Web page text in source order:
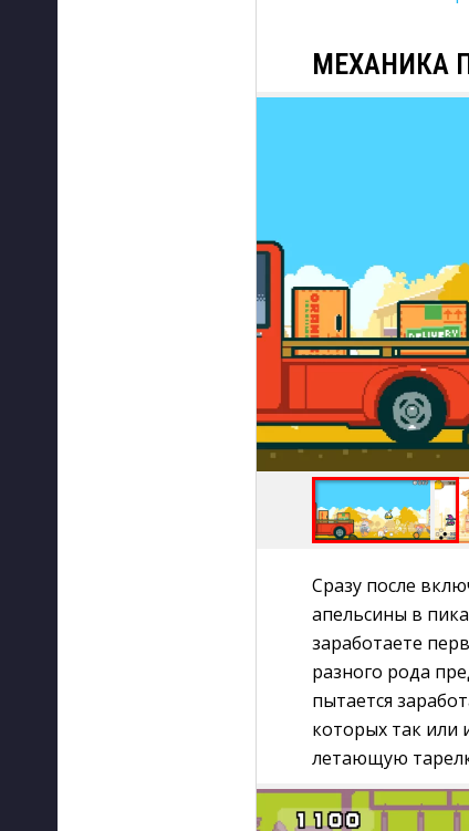
МЕХАНИКА
Сразу после
апельсины в
заработаете
разного рода
пытается
которых так или
летающую